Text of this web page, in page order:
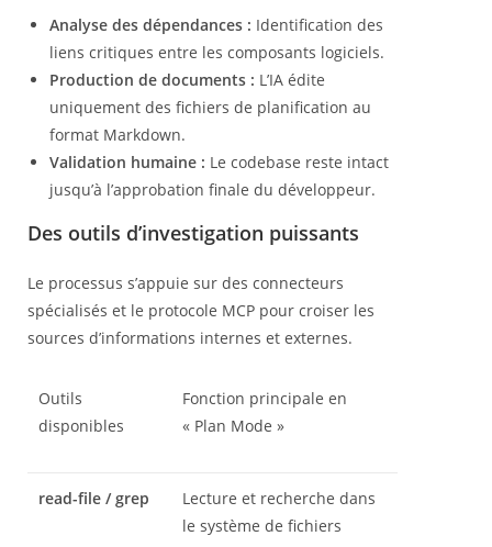
Analyse des dépendances : Identification des
liens critiques entre les composants logiciels.
Production de documents : L’IA édite
uniquement des fichiers de planification au
format Markdown.
Validation humaine : Le codebase reste intact
jusqu’à l’approbation finale du développeur.
Des outils d’investigation puissants
Le processus s’appuie sur des connecteurs
spécialisés et le protocole MCP pour croiser les
sources d’informations internes et externes.
Outils
disponibles
Fonction principale en
« Plan Mode »
read-file / grep
Lecture et recherche dans
le système de fichiers